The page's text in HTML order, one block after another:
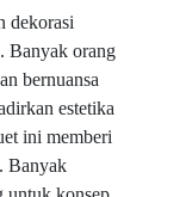
dekorasi
Banyak orang
bernuansa
estetika
ini memberi
Banyak